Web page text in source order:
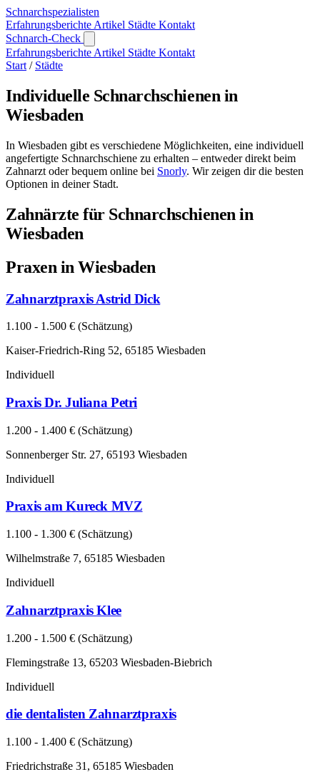
Schnarchspezialisten
Erfahrungsberichte Artikel Städte Kontakt
Schnarch-Check
Erfahrungsberichte Artikel Städte Kontakt
Start / Städte
Individuelle Schnarchschienen in
Wiesbaden
In Wiesbaden gibt es verschiedene Möglichkeiten, eine individuell
angefertigte Schnarchschiene zu erhalten – entweder direkt beim
Zahnarzt oder bequem online bei Snorly. Wir zeigen dir die besten
Optionen in deiner Stadt.
Zahnärzte für Schnarchschienen in
Wiesbaden
Praxen in Wiesbaden
Zahnarztpraxis Astrid Dick
1.100 - 1.500 € (Schätzung)
Kaiser-Friedrich-Ring 52, 65185 Wiesbaden
Individuell
Praxis Dr. Juliana Petri
1.200 - 1.400 € (Schätzung)
Sonnenberger Str. 27, 65193 Wiesbaden
Individuell
Praxis am Kureck MVZ
1.100 - 1.300 € (Schätzung)
Wilhelmstraße 7, 65185 Wiesbaden
Individuell
Zahnarztpraxis Klee
1.200 - 1.500 € (Schätzung)
Flemingstraße 13, 65203 Wiesbaden-Biebrich
Individuell
die dentalisten Zahnarztpraxis
1.100 - 1.400 € (Schätzung)
Friedrichstraße 31, 65185 Wiesbaden